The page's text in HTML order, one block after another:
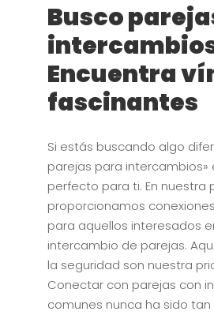
Busco
Encuentra
fascinantes
Si estás buscando algo
parejas para intercambios»
perfecto para ti. En nuestra
proporcionamos
para aquellos interesados
intercambio de parejas.
la seguridad son nuestra
Conectar con parejas con
comunes nunca ha sido tan